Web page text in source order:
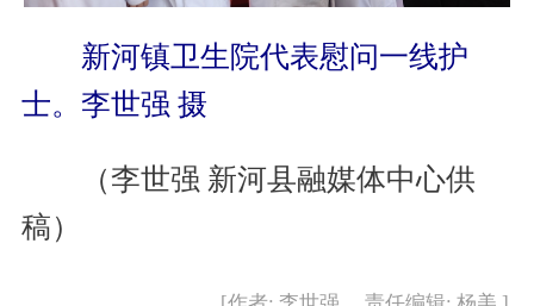
新河镇卫生院代表慰问一线护
士。李世强 摄
（李世强 新河县融媒体中心供
稿）